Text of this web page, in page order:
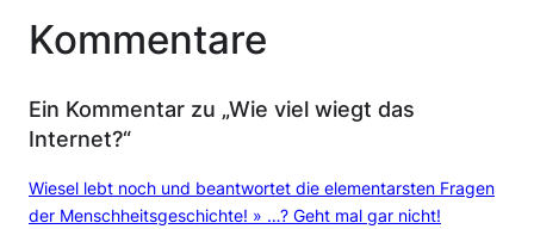
Kommentare
Ein Kommentar zu „Wie viel wiegt das
Internet?“
Wiesel lebt noch und beantwortet die elementarsten Fragen
der Menschheitsgeschichte! » …? Geht mal gar nicht!